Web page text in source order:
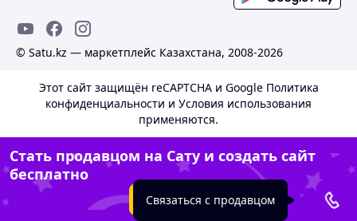
© Satu.kz — маркетплейс Казахстана, 2008-2026
Этот сайт защищён reCAPTCHA и Google Политика
конфиденциальности и Условия использования
применяются.
Стать продавцом на Сату и создать сайт
бесплатно
Создать сайт
Связаться с продавцом